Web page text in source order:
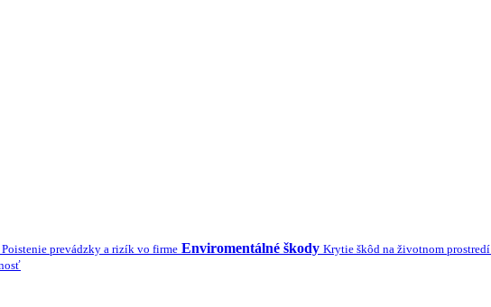
Poistenie prevádzky a rizík vo firme Enviromentálné škody Krytie škôd na životnom prostredí